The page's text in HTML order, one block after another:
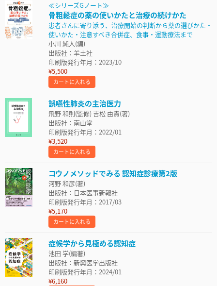
≪シリーズGノート≫
骨粗鬆症の薬の使いかたと治療の続けかた
患者さんに寄り添う、治療開始の判断から薬の選びかた・
使いかた・注意すべき合併症、食事・運動療法まで
小川 純人(編)
出版社：羊土社
印刷版発行年月：2023/10
¥5,500
カートに入れる
誤嚥性肺炎の主治医力
飛野 和則(監修) 吉松 由貴(著)
出版社：南山堂
印刷版発行年月：2022/01
¥3,520
カートに入れる
コウノメソッドでみる 認知症診療第2版
河野 和彦(著)
出版社：日本医事新報社
印刷版発行年月：2017/03
¥5,170
カートに入れる
症候学から見極める認知症
池田 学(編著)
出版社：新興医学出版社
印刷版発行年月：2024/01
¥6,160